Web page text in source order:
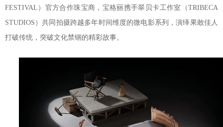
FESTIVAL）官方合作珠宝商，宝格丽携手翠贝卡工作室（TRIBECA
STUDIOS）共同拍摄跨越多年时间维度的微电影系列，演绎果敢佳人
打破传统，突破文化禁锢的精彩故事。